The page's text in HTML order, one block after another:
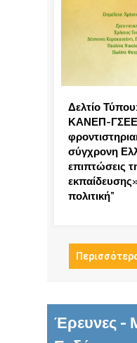
Δελτίο
ΚΑΝΕΠ-ΓΣΕΕ
σύγχρονη
επιπτώσεις
πολιτική”
Έρευνες -